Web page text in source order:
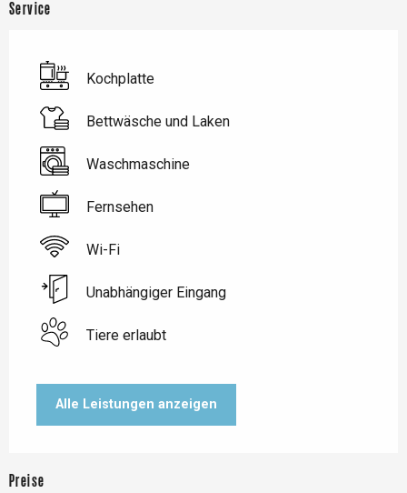
Service
Kochplatte
Bettwäsche und Laken
Waschmaschine
Fernsehen
Wi-Fi
Unabhängiger Eingang
Tiere erlaubt
Alle Leistungen anzeigen
Preise